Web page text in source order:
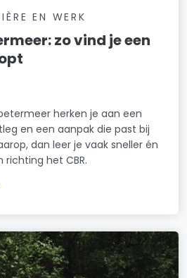
EN WERK
zo vind je een
herken je aan een
en een aanpak die past bij
dan leer je vaak sneller én
het CBR.